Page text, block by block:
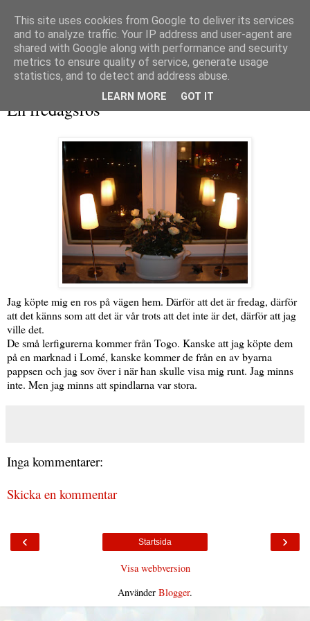
En fredagsros
Jag köpte mig en ros på vägen hem. Därför att det är fredag, därför
att det känns som att det är vår trots att det inte är det, därför att jag
ville det.
De små lerfigurerna kommer från Togo. Kanske att jag köpte dem
på en marknad i Lomé, kanske kommer de från en av byarna
pappsen och jag sov över i när han skulle visa mig runt. Jag minns
inte. Men jag minns att spindlarna var stora.
Inga kommentarer:
Skicka en kommentar
‹ ›
Startsida
Visa webbversion
Använder Blogger.
This site uses cookies from Google to deliver its services
and to analyze traffic. Your IP address and user-agent are
shared with Google along with performance and security
metrics to ensure quality of service, generate usage
statistics, and to detect and address abuse.
LEARN MORE GOT IT